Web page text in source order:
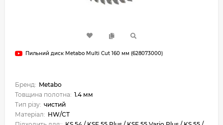
Пильний диск Metabo Multi Cut 160 мм (628073000)
Бренд: Metabo
Товщина полотна: 1.4 мм
Тип різу: чистий
Матеріал: HW/CT